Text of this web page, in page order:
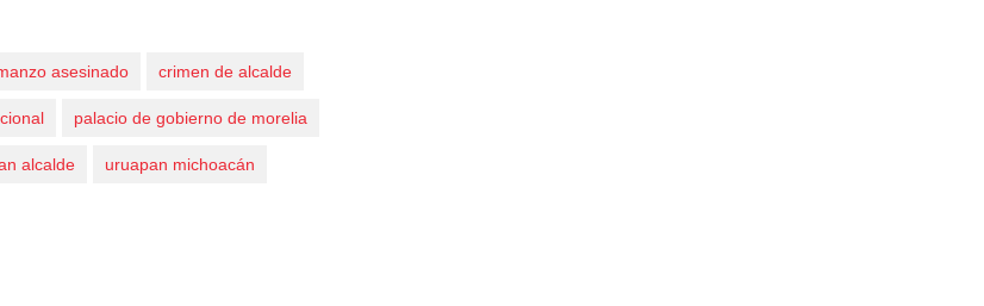
asesinado crimen de alcalde
palacio de gobierno de morelia
alcalde uruapan michoacán